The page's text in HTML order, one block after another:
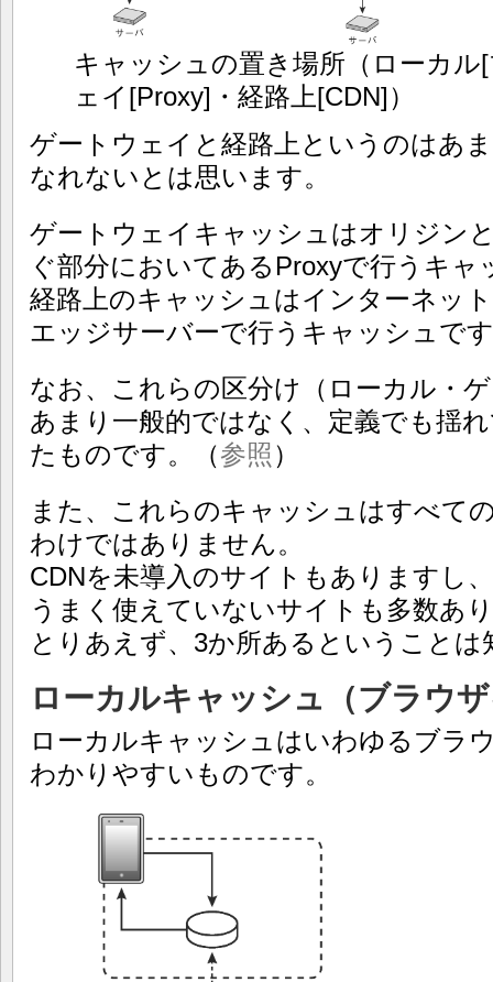
キャッシュの置き場所（ローカ
ェイ[Proxy]・経路上[CDN]）
ゲートウェイと経路上というのはあ
なれないとは思います。
ゲートウェイキャッシュはオリジン
ぐ部分においてあるProxyで行うキャ
経路上のキャッシュはインターネッ
エッジサーバーで行うキャッシュで
なお、これらの区分け（ローカル・
あまり一般的ではなく、定義でも揺
たものです。（参照 ）
また、これらのキャッシュはすべて
わけではありません。
CDNを未導入のサイトもありますし
うまく使えていないサイトも多数あ
とりあえず、3か所あるということ
ローカルキャッシュ（ブラウ
ローカルキャッシュはいわゆるブラ
わかりやすいものです。